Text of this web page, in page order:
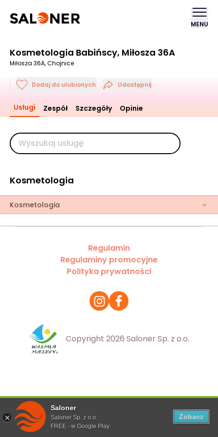
Saloner
Saloner Sp. z o.o.
FREE - w Google Play
Zobacz
MENU
Kosmetologia Babińscy, Miłosza 36A
Miłosza 36A, Chojnice
Dodaj do ulubionych Udostępnij
Usługi Zespół Szczegóły Opinie
Kosmetologia
Kosmetologia
Ta strona korzysta z plików cookies. Aby dowiedzieć się
więcej zapoznaj się zpolityką prywatności
Regulamin
Regulaminy promocyjne
Polityka prywatności
Copyright 2026 Saloner Sp. z o.o.